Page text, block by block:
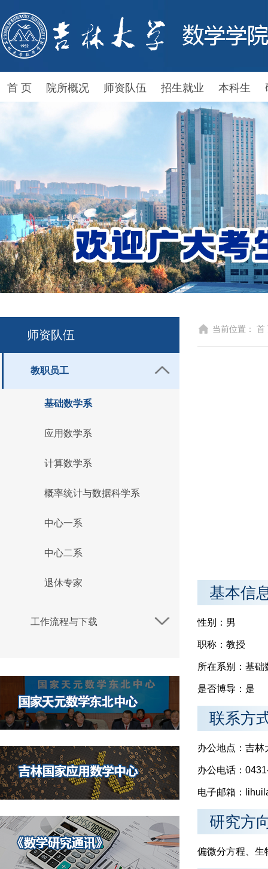
首 页 院所概况 师资队伍 招生就业 本科生
师资队伍
教职员工
基础数学系
应用数学系
计算数学系
概率统计与数据科学系
中心一系
中心二系
退休专家
工作流程与下载
当前位置： 首
基本信
性别：男
职称：教授
所在系别：基础
是否博导：是
联系方
办公地点：吉林
办公电话：
电子邮箱：
研究方
偏微分方程、生